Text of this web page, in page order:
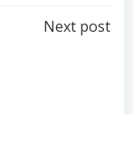
Next post